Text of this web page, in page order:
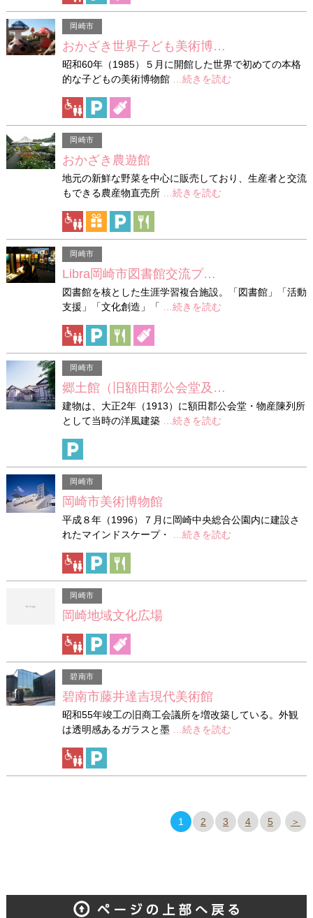
岡崎市
おかざき世界子ども美術博…
昭和60年（1985）５月に開館した世界で初めての本格
的な子どもの美術博物館
…続きを読む
岡崎市
おかざき農遊館
地元の新鮮な野菜を中心に販売しており、生産者と交流
もできる農産物直売所
…続きを読む
岡崎市
Libra岡崎市図書館交流プ…
図書館を核とした生涯学習複合施設。「図書館」「活動
支援」「文化創造」「
…続きを読む
岡崎市
郷土館（旧額田郡公会堂及…
建物は、大正2年（1913）に額田郡公会堂・物産陳列所
として当時の洋風建築
…続きを読む
岡崎市
岡崎市美術博物館
平成８年（1996）７月に岡崎中央総合公園内に建設さ
れたマインドスケープ・
…続きを読む
岡崎市
岡崎地域文化広場
碧南市
碧南市藤井達吉現代美術館
昭和55年竣工の旧商工会議所を増改築している。外観
は透明感あるガラスと墨
…続きを読む
1 2 3 4 5 ＞